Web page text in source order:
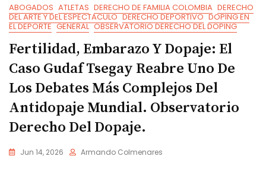
ABOGADOS ATLETAS DERECHO DE FAMILIA COLOMBIA DERECHO
DEL ARTE Y DEL ESPECTACULO DERECHO DEPORTIVO DOPING EN
EL DEPORTE GENERAL OBSERVATORIO DERECHO DEL DOPING
Fertilidad, Embarazo Y Dopaje: El
Caso Gudaf Tsegay Reabre Uno De
Los Debates Más Complejos Del
Antidopaje Mundial. Observatorio
Derecho Del Dopaje.
Jun 14, 2026 Armando Colmenares